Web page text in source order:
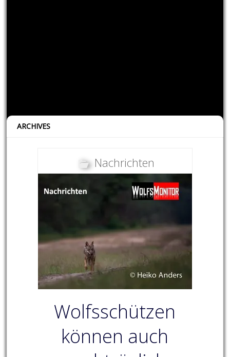
ARCHIVES
Nachrichten
Wolfsschützen
können auch